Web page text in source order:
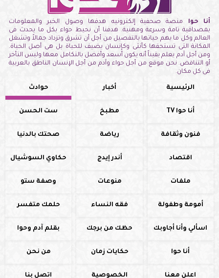
أنا حوا منصة صحفية إلكترونيه هدفها وصول الخبر والمعلومات
بمصداقية تامة وسرعة ومهنية. هدفنا أن نحيط حواء بكل ما يحدث فى
العالم وكل ما يهم حياتها بالتفصيل من أجل أن تشرق وتزداد جمالاً وتشغل
المكانة التى تستحقها كأنثى وكإنسان يضيف للحياة بل هى أصل الحياة.
ومن أجل آدم يعلم يقيناً أنه يكون أسعد وأفضل بالتكامل معها وليس التأخر
أو التناقض. نحن موقع من أجل حواء وآدم من أجل الإنسان الناطق بالعربية
فى كل مكان.
الرئيسية أخبار حوادث
أنا حوا TV مطبخ ست الحسن
فنون وثقافة رياضة صحتك بالدنيا
اقتصاد أندر إيدج حكاوي السوشيال
ملفات منوعات وصفة ستو
أمومة وطفولة فقه النساء حلمك متفسر
اسألي وأنا أجاوبك حظك من برجك بقلم آدم وحوا
أنا حوا حكايات زمان من نحن
اعلن معنا الخصوصية اتصل بنا